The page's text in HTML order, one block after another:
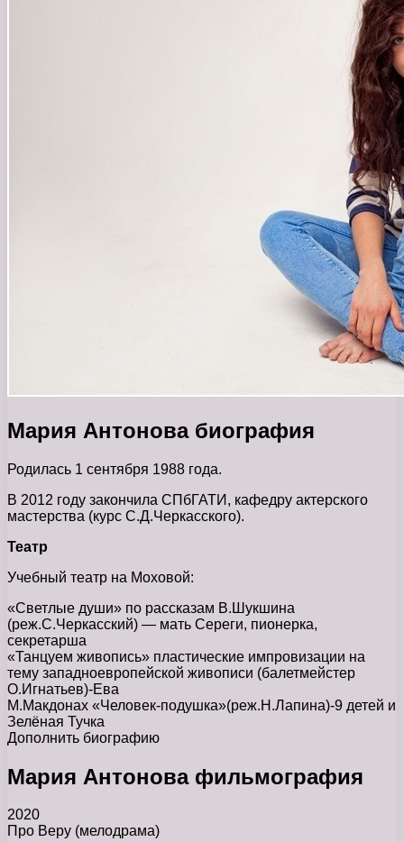
Мария Антонова биография
Родилась 1 сентября 1988 года.
В 2012 году закончила СПбГАТИ, кафедру актерского
мастерства (курс С.Д.Черкасского).
Театр
Учебный театр на Моховой:
«Светлые души» по рассказам В.Шукшина
(реж.С.Черкасский) — мать Сереги, пионерка,
секретарша
«Танцуем живопись» пластические импровизации на
тему западноевропейской живописи (балетмейстер
О.Игнатьев)-Ева
М.Макдонах «Человек-подушка»(реж.Н.Лапина)-9 детей и
Зелёная Тучка
Дополнить биографию
Мария Антонова фильмография
2020
Про Веру (мелодрама)